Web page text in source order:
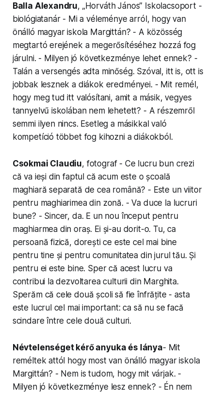
Balla Alexandru, „Horváth János” Isko­lac­so­port -
bi­oló­giatanár - Mi a véleménye arról, hogy van
önálló magyar iskola Margittán? - A közösség
megtartó erejének a megerősítéséhez hozzá fog
járulni. - Milyen jó következménye lehet ennek? -
Talán a versengés adta minőség. Szóval, itt is, ott is
jobbak lesznek a diákok eredményei. - Mit remél,
hogy meg tud itt valósítani, amit a másik, vegyes
tannyelvű iskolában nem lehetett? - A részemről
semmi ilyen nincs. Esetleg a másikkal való
kompetíció többet fog kihozni a diákokból.
Csokmai Claudiu, fotograf - Ce lucru bun crezi
că va ieși din faptul că acum este o școală
maghiară separată de cea română? - Este un viitor
pentru maghiarimea din zonă. - Va duce la lucruri
bune? - Sincer, da. E un nou început pentru
maghiarmea din oraș. Ei și-au dorit-o. Tu, ca
persoană fizică, dorești ce este cel mai bine
pentru tine și pentru co­mu­ni­tatea din jurul tău. Și
pentru ei este bine. Sper că acest lucru va
contribui la dez­voltarea culturii din Marghita.
Sperăm că cele două școli să fie înfrățite - asta
este lucrul cel mai important: ca să nu se facă
scindare între cele două culturi.
Névte­len­séget kérő anyuka és lánya- Mit
reméltek attól hogy most van önálló magyar iskola
Margittán? - Nem is tudom, hogy mit várjak. -
Milyen jó következménye lesz ennek? - Én nem